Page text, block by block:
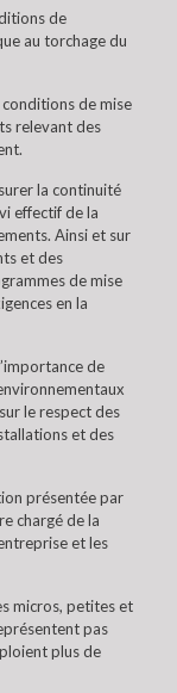
de
au torchage du
de mise
relevant des
la continuité
effectif de la
Ainsi et sur
et des
de mise
en la
de
le respect des
et des
présentée par
chargé de la
et les
micros, petites et
pas
plus de